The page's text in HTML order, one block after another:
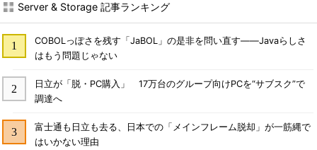
Server & Storage 記事ランキング
COBOLっぽさを残す「JaBOL」の是非を問い直す――Javaらしさ
はもう問題じゃない
日立が「脱・PC購入」 17万台のグループ向けPCを“サブスク”で
調達へ
富士通も日立も去る、日本での「メインフレーム脱却」が一筋縄で
はいかない理由